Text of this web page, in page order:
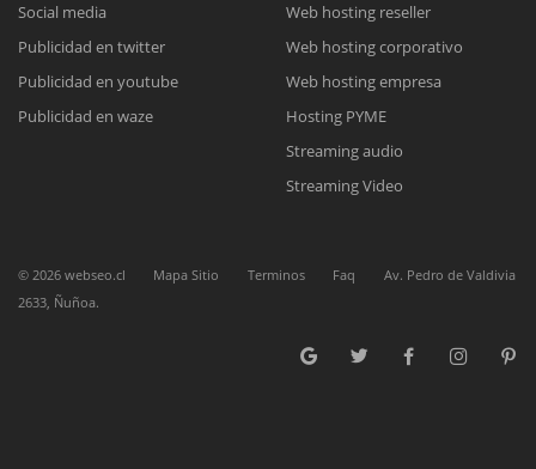
Reunión online
Nuestros ejecutivos le enviarán un correo electrónico con el enlace a
Meet para la reunión online.
Cotización
Complete el formulario y nos contactaremos a la brevedad.
Chat Online
para enviarnos un correo electrónico con sus datos personales.
Social media
Publicidad en twitter
Publicidad en youtube
Publicidad en waze
Web hosting reseller
Web hosting corporativo
Web hosting empresa
Hosting PYME
Streaming audio
Streaming Video
© 2026 webseo.cl Mapa Sitio Terminos Faq
Av. Pedro de Valdivia
2633, Ñuñoa.